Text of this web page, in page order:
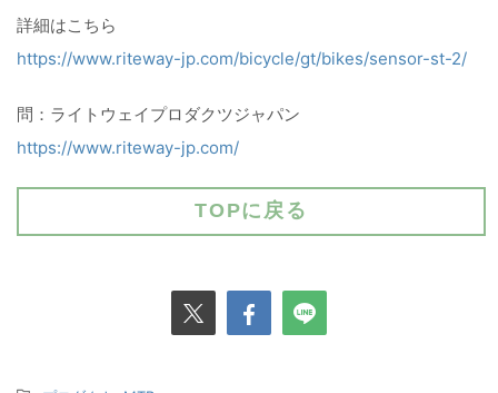
詳細はこちら
https://www.riteway-jp.com/bicycle/gt/bikes/sensor-st-2/
問：ライトウェイプロダクツジャパン
https://www.riteway-jp.com/
TOPに戻る